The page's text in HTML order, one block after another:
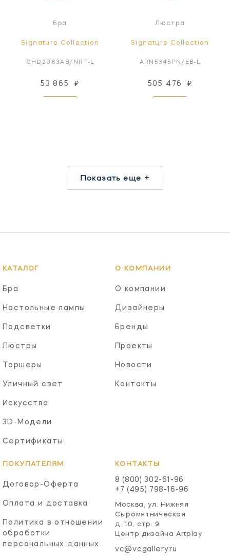
Бра
Signature Collection
CHD2083AB/NRT-L
53 865 ₽
Люстра
Signature Collection
ARN5345PN/EB-L
505 476 ₽
Показать еще +
КАТАЛОГ
Бра
Настольные лампы
Подсветки
Люстры
Торшеры
Уличный свет
Искусство
3D-Модели
Сертификаты
О КОМПАНИИ
О компании
Дизайнеры
Бренды
Проекты
Новости
Контакты
ПОКУПАТЕЛЯМ
Договор-Оферта
Оплата и доставка
Политика в отношении
обработки
персональных данных
КОНТАКТЫ
8 (800) 302-61-96
+7 (495) 798-16-96
Москва, ул. Нижняя
Сыромятническая
д. 10, стр. 9,
Центр дизайна Artplay
vc@vcgallery.ru